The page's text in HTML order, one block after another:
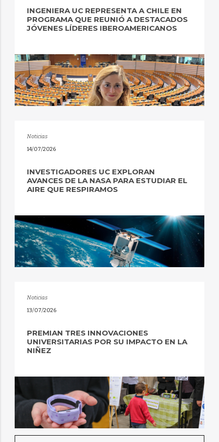
INGENIERA UC REPRESENTA A CHILE EN
PROGRAMA QUE REUNIÓ A DESTACADOS
JÓVENES LÍDERES IBEROAMERICANOS
Noticias
14/07/2026
INVESTIGADORES UC EXPLORAN
AVANCES DE LA NASA PARA ESTUDIAR EL
AIRE QUE RESPIRAMOS
Noticias
13/07/2026
PREMIAN TRES INNOVACIONES
UNIVERSITARIAS POR SU IMPACTO EN LA
NIÑEZ